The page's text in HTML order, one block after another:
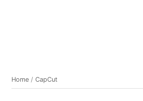
Home /CapCut